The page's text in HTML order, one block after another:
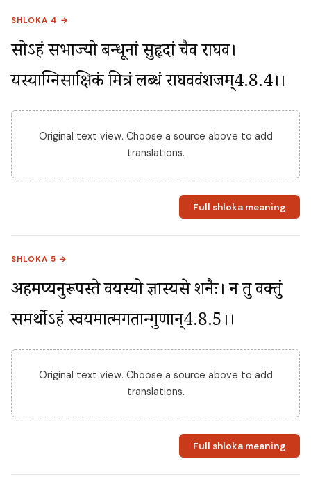
SHLOKA 4 →
सोऽहं सभाज्यो बन्धूनां सुहृदां चैव राघव।
यस्याग्निसाक्षिकं मित्रं लब्धं राघववंशजम्4.8.4।।
Original text view. Choose a source above to add
translations.
Full shloka meaning
SHLOKA 5 →
अहमप्यनुरूपस्ते वयस्यो ज्ञास्यसे शनैः। न तु वक्तुं
समर्थोऽहं स्वयमात्मगतान्गुणान्4.8.5।।
Original text view. Choose a source above to add
translations.
Full shloka meaning